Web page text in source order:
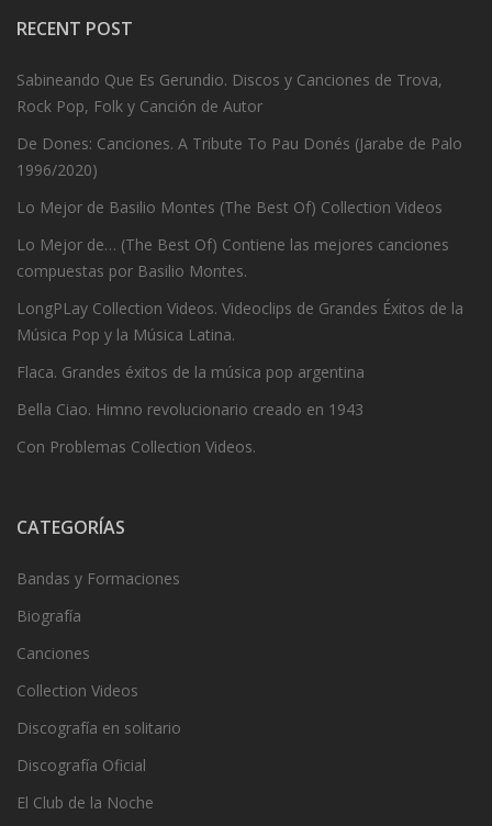
RECENT POST
Sabineando Que Es Gerundio. Discos y Canciones de Trova,
Rock Pop, Folk y Canción de Autor
De Dones: Canciones. A Tribute To Pau Donés (Jarabe de Palo
1996/2020)
Lo Mejor de Basilio Montes (The Best Of) Collection Videos
Lo Mejor de… (The Best Of) Contiene las mejores canciones
compuestas por Basilio Montes.
LongPLay Collection Videos. Videoclips de Grandes Éxitos de la
Música Pop y la Música Latina.
Flaca. Grandes éxitos de la música pop argentina
Bella Ciao. Himno revolucionario creado en 1943
Con Problemas Collection Videos.
CATEGORÍAS
Bandas y Formaciones
Biografía
Canciones
Collection Videos
Discografía en solitario
Discografía Oficial
El Club de la Noche